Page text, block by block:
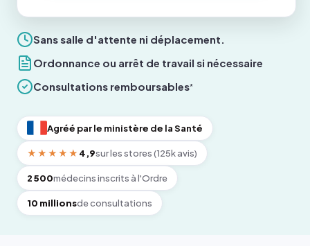
Sans salle d'attente ni déplacement.
Ordonnance ou arrêt de travail si nécessaire
Consultations remboursables*
Agréé par le ministère de la Santé
★★★★★ 4,9sur les stores (125k avis)
2 500médecins inscrits à l'Ordre
10 millionsde consultations